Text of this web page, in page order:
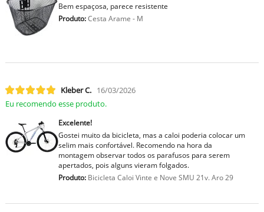
Bem espaçosa, parece resistente
Produto:Cesta Arame - M
Kleber C. 16/03/2026
Eu recomendo esse produto.
Excelente!
Gostei muito da bicicleta, mas a caloi poderia colocar um
selim mais confortável. Recomendo na hora da
montagem observar todos os parafusos para serem
apertados, pois alguns vieram folgados.
Produto:Bicicleta Caloi Vinte e Nove SMU 21v. Aro 29